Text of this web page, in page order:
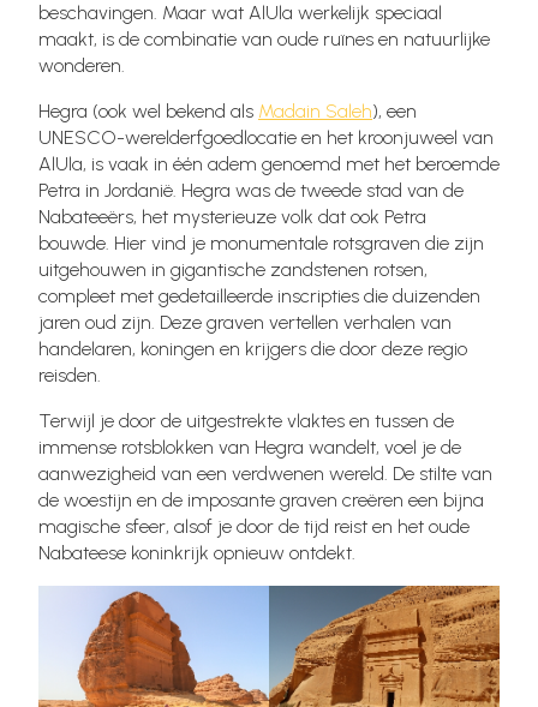
beschavingen. Maar wat AlUla werkelijk speciaal
maakt, is de combinatie van oude ruïnes en natuurlijke
wonderen.
Hegra (ook wel bekend als Madain Saleh), een
UNESCO-werelderfgoedlocatie en het kroonjuweel van
AlUla, is vaak in één adem genoemd met het beroemde
Petra in Jordanië. Hegra was de tweede stad van de
Nabateeërs, het mysterieuze volk dat ook Petra
bouwde. Hier vind je monumentale rotsgraven die zijn
uitgehouwen in gigantische zandstenen rotsen,
compleet met gedetailleerde inscripties die duizenden
jaren oud zijn. Deze graven vertellen verhalen van
handelaren, koningen en krijgers die door deze regio
reisden.
Terwijl je door de uitgestrekte vlaktes en tussen de
immense rotsblokken van Hegra wandelt, voel je de
aanwezigheid van een verdwenen wereld. De stilte van
de woestijn en de imposante graven creëren een bijna
magische sfeer, alsof je door de tijd reist en het oude
Nabateese koninkrijk opnieuw ontdekt.